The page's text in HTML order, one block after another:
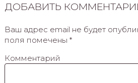
ДОБАВИТЬ
Ваш адрес email не будет
поля помечены *
Комментарий